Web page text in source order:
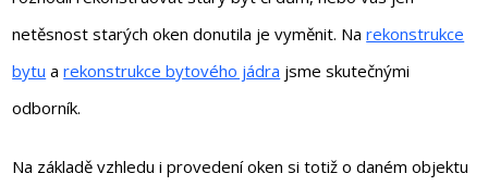
netěsnost starých oken donutila je vyměnit. Narekonstrukce
bytu arekonstrukce bytového jádra jsme skutečnými
odborník.
Na základě vzhledu i provedení oken si totiž o daném objektu